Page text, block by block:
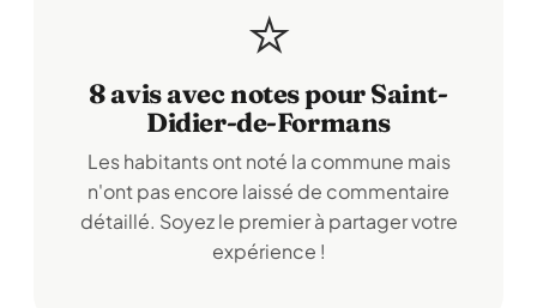
⭐
8 avis avec notes pour Saint-
Didier-de-Formans
Les habitants ont noté la commune mais
n'ont pas encore laissé de commentaire
détaillé. Soyez le premier à partager votre
expérience !